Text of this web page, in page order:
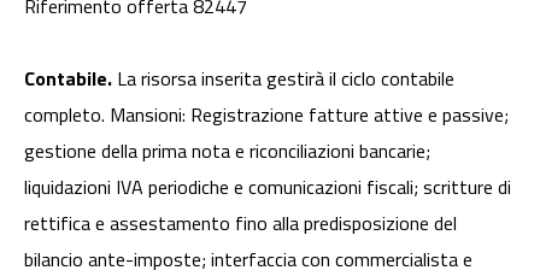
Riferimento offerta 82447
Contabile. La risorsa inserita gestirà il ciclo contabile
completo. Mansioni: Registrazione fatture attive e passive;
gestione della prima nota e riconciliazioni bancarie;
liquidazioni IVA periodiche e comunicazioni fiscali; scritture di
rettifica e assestamento fino alla predisposizione del
bilancio ante-imposte; interfaccia con commercialista e